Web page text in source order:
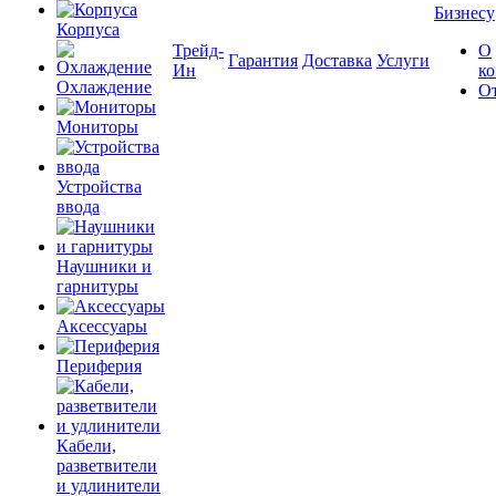
Корпуса
Охлаждение
Мониторы
Устройства
ввода
Наушники и
гарнитуры
Аксессуары
Периферия
Кабели,
разветвители
и удлинители
Трейд-
Ин
Гарантия Доставка Услуги
Бизнесу
О